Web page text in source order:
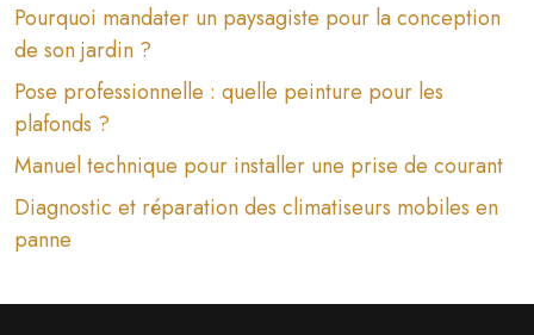
Pourquoi mandater un paysagiste pour la conception
de son jardin ?
Pose professionnelle : quelle peinture pour les
plafonds ?
Manuel technique pour installer une prise de courant
Diagnostic et réparation des climatiseurs mobiles en
panne